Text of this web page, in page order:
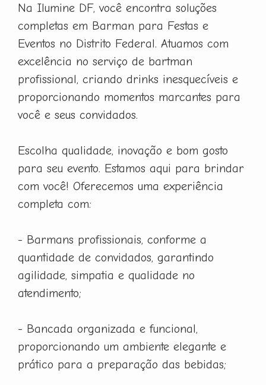
Na Ilumine DF, você encontra soluções
completas em Barman para Festas e
Eventos no Distrito Federal. Atuamos com
excelência no serviço de bartman
profissional, criando drinks inesquecíveis e
proporcionando momentos marcantes para
você e seus convidados.
Escolha qualidade, inovação e bom gosto
para seu evento. Estamos aqui para brindar
com você! Oferecemos uma experiência
completa com:
- Barmans profissionais, conforme a
quantidade de convidados, garantindo
agilidade, simpatia e qualidade no
atendimento;
- Bancada organizada e funcional,
proporcionando um ambiente elegante e
prático para a preparação das bebidas;